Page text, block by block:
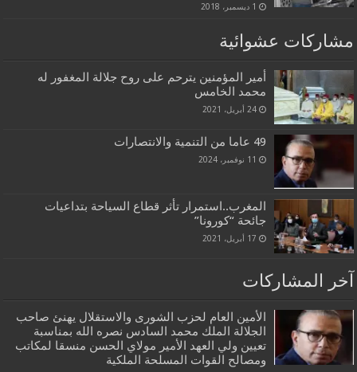
1 ديسمبر، 2018
مشاركات عشوائية
أمير المؤمنين يترحم على روح جلالة المغفور له
محمد الخامس
24 أبريل، 2021
49 عاما من التنمية والانتصارات
11 نوفمبر، 2024
المغرب..استمرار تأثر قطاع السياحة بتداعيات
جائحة “كورونا”
17 أبريل، 2021
آخر المشاركات
الأمين العام لحزب الشورى والاستقلال يهنئ صاحب
الجلالة الملك محمد السادس نصره الله بمناسبة
تعيين ولي العهد الأمير مولاي الحسن منسقا لمكاتب
ومصالح القوات المسلحة الملكية